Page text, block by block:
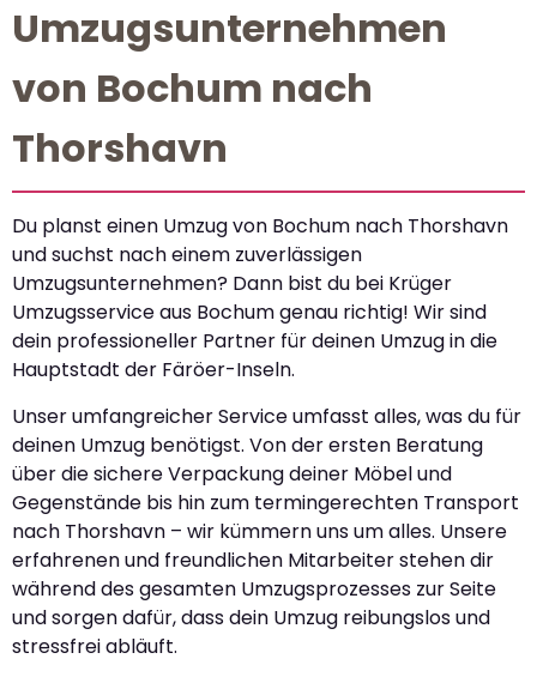
Umzugsunternehmen
von Bochum nach
Thorshavn
Du planst einen Umzug von Bochum nach Thorshavn
und suchst nach einem zuverlässigen
Umzugsunternehmen? Dann bist du bei Krüger
Umzugsservice aus Bochum genau richtig! Wir sind
dein professioneller Partner für deinen Umzug in die
Hauptstadt der Färöer-Inseln.
Unser umfangreicher Service umfasst alles, was du für
deinen Umzug benötigst. Von der ersten Beratung
über die sichere Verpackung deiner Möbel und
Gegenstände bis hin zum termingerechten Transport
nach Thorshavn – wir kümmern uns um alles. Unsere
erfahrenen und freundlichen Mitarbeiter stehen dir
während des gesamten Umzugsprozesses zur Seite
und sorgen dafür, dass dein Umzug reibungslos und
stressfrei abläuft.